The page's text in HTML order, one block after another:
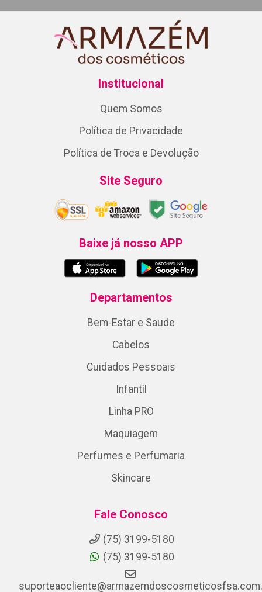
Institucional
Quem Somos
Política de Privacidade
Política de Troca e Devolução
Site Seguro
Baixe já nosso APP
Departamentos
Bem-Estar e Saude
Cabelos
Cuidados Pessoais
Infantil
Linha PRO
Maquiagem
Perfumes e Perfumaria
Skincare
Fale Conosco
(75) 3199-5180
(75) 3199-5180